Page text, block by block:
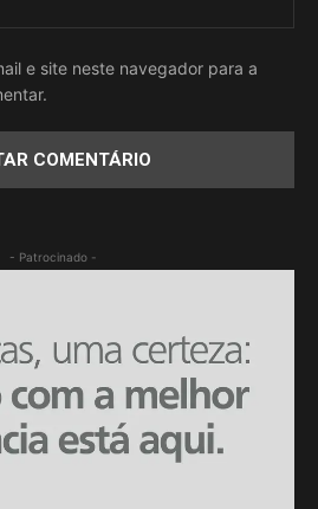
e site neste navegador para a
- Patrocinado -